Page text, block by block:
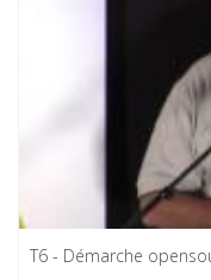
T6 - Démarche